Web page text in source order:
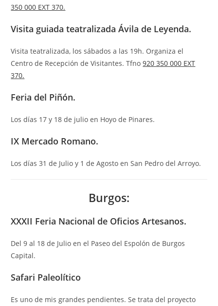
350 000 EXT 370.
Visita guiada teatralizada Ávila de Leyenda.
Visita teatralizada, los sábados a las 19h. Organiza el
Centro de Recepción de Visitantes. Tfno920 350 000 EXT
370.
Feria del Piñón.
Los días 17 y 18 de julio en Hoyo de Pinares.
IX Mercado Romano.
Los días 31 de Julio y 1 de Agosto en San Pedro del Arroyo.
Burgos:
XXXII Feria Nacional de Oficios Artesanos.
Del 9 al 18 de Julio en el Paseo del Espolón de Burgos
Capital.
Safari Paleolítico
Es uno de mis grandes pendientes. Se trata del proyecto